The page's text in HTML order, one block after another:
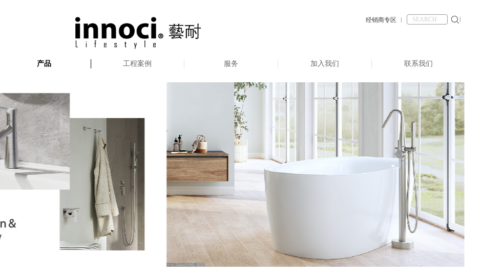
经销商专区
产品 工程案例 服务 加入我们 联系我们